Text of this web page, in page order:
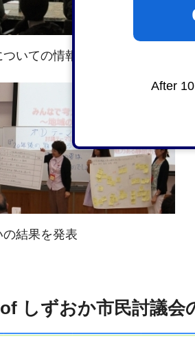
After
いての情報提供
結果を発表
しずおか市民討議会